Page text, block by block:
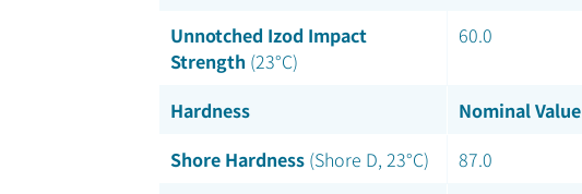
Unnotched Izod Impact
Strength(23°C)
60.0
Hardness Nominal Value
Shore Hardness(Shore D, 23°C) 87.0